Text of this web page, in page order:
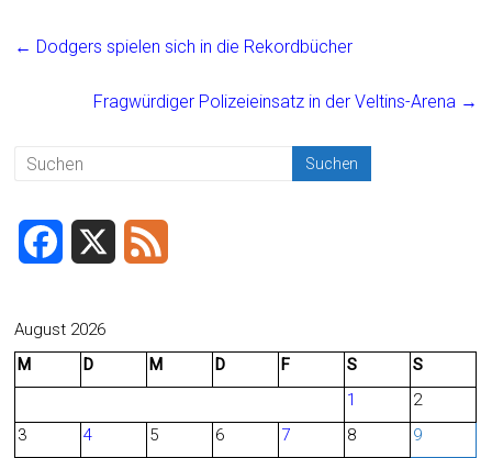
ce
o
ai t
e
← Dodgers spielen sich in die Rekordbücher
Fragwürdiger Polizeieinsatz in der Veltins-Arena →
c
b
August 2026
M
D M D F S
S
1
2
3
4 5 6 7 8 9